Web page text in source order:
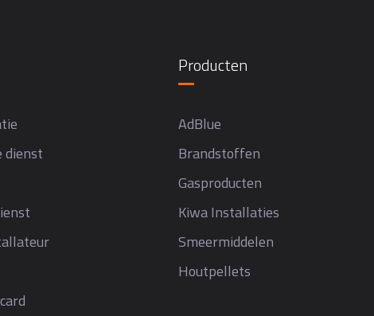
dienst
Producten
AdBlue
Brandstoffen
Gasproducten
Kiwa Installaties
Smeermiddelen
Houtpellets